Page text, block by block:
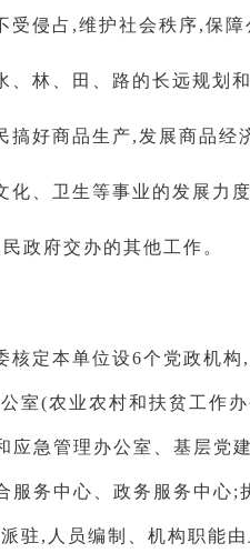
受侵占,维护社会秩序,保障
、林、田、路的长远规划
搞好商品生产,发展商品经
化、卫生等事业的发展力
政府交办的其他工作。
核定本单位设6个党政机
室(农业农村和扶贫工作
应急管理办公室、基层党
服务中心、政务服务中心
驻,人员编制、机构职能